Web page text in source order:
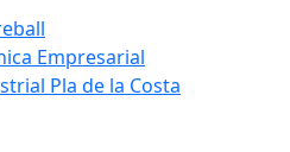
Empresarial
Pla de la Costa